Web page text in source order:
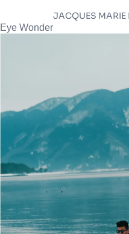
JACQUES MARIE
Eye Wonder